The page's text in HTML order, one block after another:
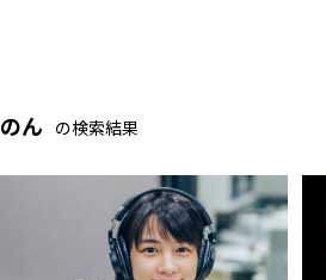
のん の検索結果